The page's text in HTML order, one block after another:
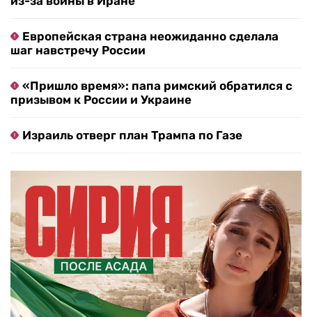
Европейская страна неожиданно сделала
шаг навстречу России
«Пришло время»: папа римский обратился с
призывом к России и Украине
Израиль отверг план Трампа по Газе